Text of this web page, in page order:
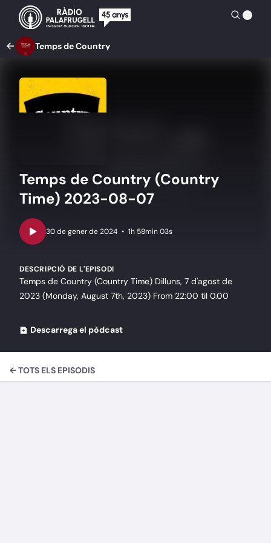
Temps de Country
Temps de Country (Country
Time) 2023-08-07
• 1h 58min 03s
DESCRIPCIÓ DE L'EPISODI
Temps de Country (Country Time) Dilluns, 7 d'agost de
2023 (Monday, August 7th, 2023) From 22:00 til 0.00
Descarrega el pòdcast
← TOTS ELS EPISODIS